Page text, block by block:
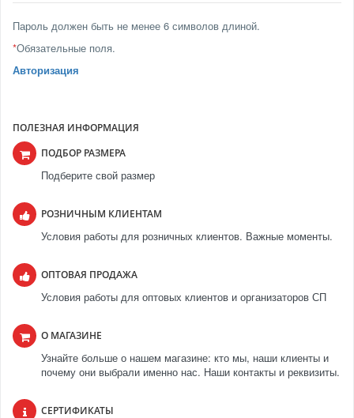
Пароль должен быть не менее 6 символов длиной.
*Обязательные поля.
Авторизация
ПОЛЕЗНАЯ ИНФОРМАЦИЯ
ПОДБОР РАЗМЕРА
Подберите свой размер
РОЗНИЧНЫМ КЛИЕНТАМ
Условия работы для розничных клиентов. Важные моменты.
ОПТОВАЯ ПРОДАЖА
Условия работы для оптовых клиентов и организаторов СП
О МАГАЗИНЕ
Узнайте больше о нашем магазине: кто мы, наши клиенты и
почему они выбрали именно нас. Наши контакты и реквизиты.
СЕРТИФИКАТЫ